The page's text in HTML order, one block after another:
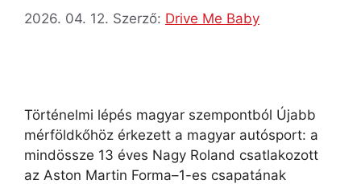
2026. 04. 12. Szerző: Drive Me Baby
Történelmi lépés magyar szempontból Újabb
mérföldkőhöz érkezett a magyar autósport: a
mindössze 13 éves Nagy Roland csatlakozott
az Aston Martin Forma–1-es csapatának